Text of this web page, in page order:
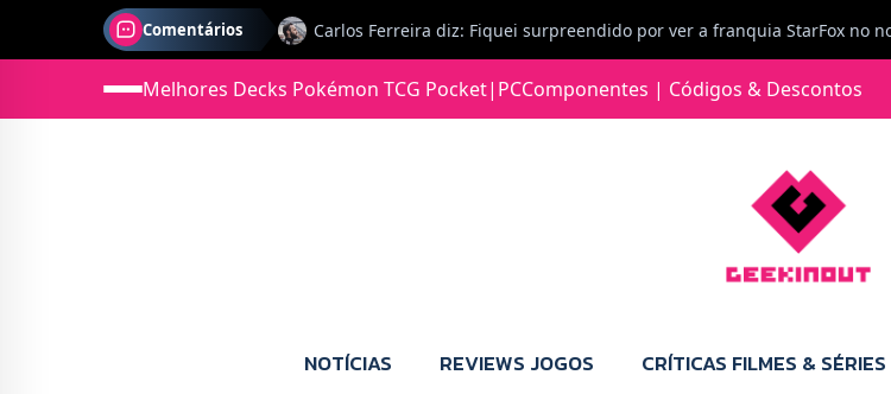
Comentários
Jonas diz: Estou seriamente com vontade para comprar para a Switch 2 :P
Melhores Decks Pokémon TCG Pocket| PCComponentes | Códigos & Descontos
NOTÍCIAS REVIEWS JOGOS CRÍTICAS FILMES & SÉRIES